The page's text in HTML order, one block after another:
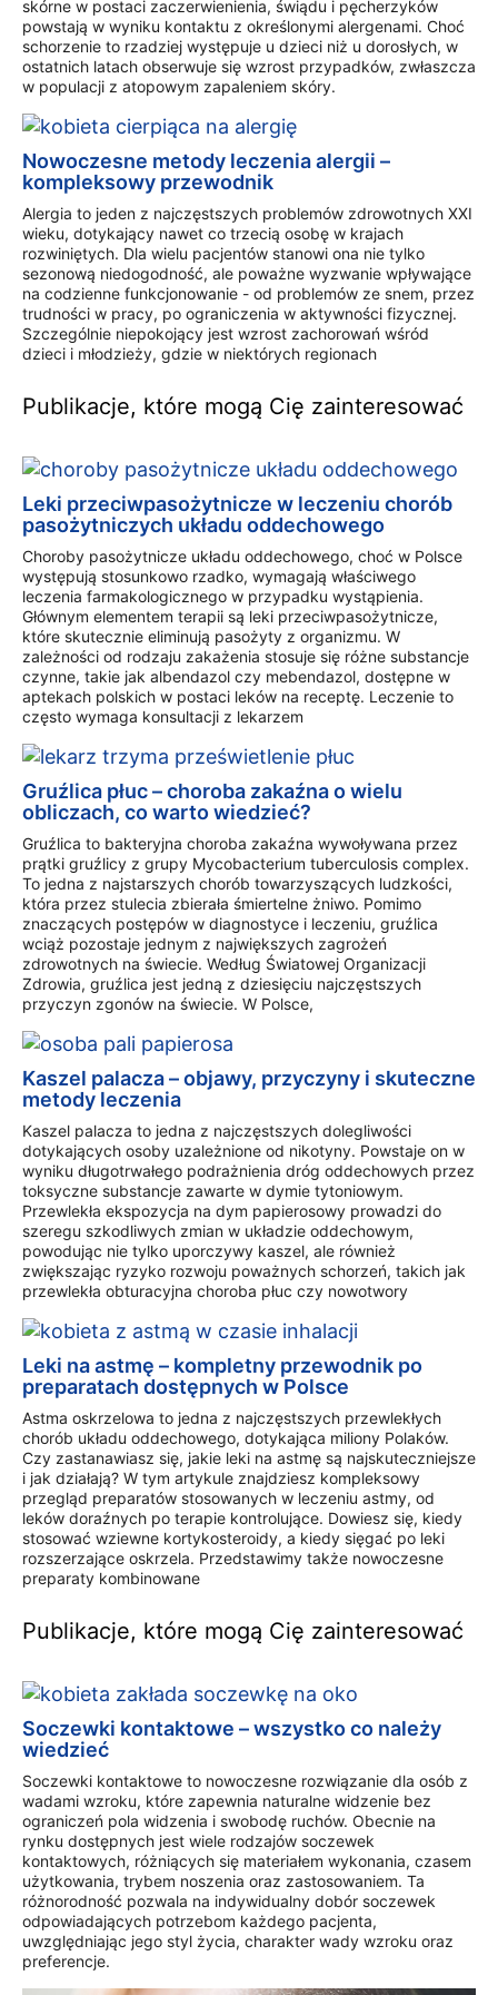
skórne w postaci zaczerwienienia, świądu i pęcherzyków
powstają w wyniku kontaktu z określonymi alergenami. Choć
schorzenie to rzadziej występuje u dzieci niż u dorosłych, w
ostatnich latach obserwuje się wzrost przypadków, zwłaszcza
w populacji z atopowym zapaleniem skóry.
Nowoczesne metody leczenia alergii –
kompleksowy przewodnik
Alergia to jeden z najczęstszych problemów zdrowotnych XXI
wieku, dotykający nawet co trzecią osobę w krajach
rozwiniętych. Dla wielu pacjentów stanowi ona nie tylko
sezonową niedogodność, ale poważne wyzwanie wpływające
na codzienne funkcjonowanie - od problemów ze snem, przez
trudności w pracy, po ograniczenia w aktywności fizycznej.
Szczególnie niepokojący jest wzrost zachorowań wśród
dzieci i młodzieży, gdzie w niektórych regionach
Publikacje, które mogą Cię zainteresować
Leki przeciwpasożytnicze w leczeniu chorób
pasożytniczych układu oddechowego
Choroby pasożytnicze układu oddechowego, choć w Polsce
występują stosunkowo rzadko, wymagają właściwego
leczenia farmakologicznego w przypadku wystąpienia.
Głównym elementem terapii są leki przeciwpasożytnicze,
które skutecznie eliminują pasożyty z organizmu. W
zależności od rodzaju zakażenia stosuje się różne substancje
czynne, takie jak albendazol czy mebendazol, dostępne w
aptekach polskich w postaci leków na receptę. Leczenie to
często wymaga konsultacji z lekarzem
Gruźlica płuc – choroba zakaźna o wielu
obliczach, co warto wiedzieć?
Gruźlica to bakteryjna choroba zakaźna wywoływana przez
prątki gruźlicy z grupy Mycobacterium tuberculosis complex.
To jedna z najstarszych chorób towarzyszących ludzkości,
która przez stulecia zbierała śmiertelne żniwo. Pomimo
znaczących postępów w diagnostyce i leczeniu, gruźlica
wciąż pozostaje jednym z największych zagrożeń
zdrowotnych na świecie. Według Światowej Organizacji
Zdrowia, gruźlica jest jedną z dziesięciu najczęstszych
przyczyn zgonów na świecie. W Polsce,
Kaszel palacza – objawy, przyczyny i skuteczne
metody leczenia
Kaszel palacza to jedna z najczęstszych dolegliwości
dotykających osoby uzależnione od nikotyny. Powstaje on w
wyniku długotrwałego podrażnienia dróg oddechowych przez
toksyczne substancje zawarte w dymie tytoniowym.
Przewlekła ekspozycja na dym papierosowy prowadzi do
szeregu szkodliwych zmian w układzie oddechowym,
powodując nie tylko uporczywy kaszel, ale również
zwiększając ryzyko rozwoju poważnych schorzeń, takich jak
przewlekła obturacyjna choroba płuc czy nowotwory
Leki na astmę – kompletny przewodnik po
preparatach dostępnych w Polsce
Astma oskrzelowa to jedna z najczęstszych przewlekłych
chorób układu oddechowego, dotykająca miliony Polaków.
Czy zastanawiasz się, jakie leki na astmę są najskuteczniejsze
i jak działają? W tym artykule znajdziesz kompleksowy
przegląd preparatów stosowanych w leczeniu astmy, od
leków doraźnych po terapie kontrolujące. Dowiesz się, kiedy
stosować wziewne kortykosteroidy, a kiedy sięgać po leki
rozszerzające oskrzela. Przedstawimy także nowoczesne
preparaty kombinowane
Publikacje, które mogą Cię zainteresować
Soczewki kontaktowe – wszystko co należy
wiedzieć
Soczewki kontaktowe to nowoczesne rozwiązanie dla osób z
wadami wzroku, które zapewnia naturalne widzenie bez
ograniczeń pola widzenia i swobodę ruchów. Obecnie na
rynku dostępnych jest wiele rodzajów soczewek
kontaktowych, różniących się materiałem wykonania, czasem
użytkowania, trybem noszenia oraz zastosowaniem. Ta
różnorodność pozwala na indywidualny dobór soczewek
odpowiadających potrzebom każdego pacjenta,
uwzględniając jego styl życia, charakter wady wzroku oraz
preferencje.